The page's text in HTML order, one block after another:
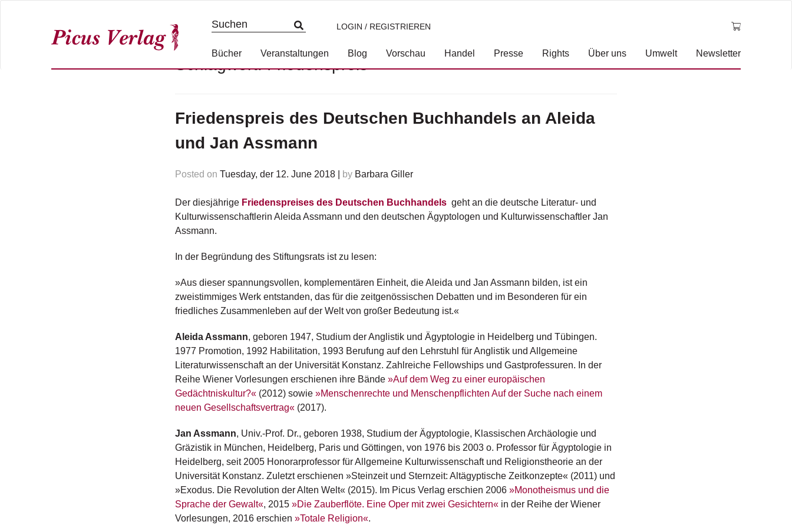
LOGIN / REGISTRIEREN
Bücher Veranstaltungen Blog Vorschau Handel Presse Rights Über uns Umwelt Newsletter
Schlagwort:Friedenspreis
Friedenspreis des Deutschen Buchhandels an Aleida
und Jan Assmann
Posted on Tuesday, der 12. June 2018 by Barbara Giller
Der diesjährige Friedenspreises des Deutschen Buchhandels geht an die deutsche Literatur- und
Kulturwissenschaftlerin Aleida Assmann und den deutschen Ägyptologen und Kulturwissenschaftler Jan
Assmann.
In der Begründung des Stiftungsrats ist zu lesen:
»Aus dieser spannungsvollen, komplementären Einheit, die Aleida und Jan Assmann bilden, ist ein
zweistimmiges Werk entstanden, das für die zeitgenössischen Debatten und im Besonderen für ein
friedliches Zusammenleben auf der Welt von großer Bedeutung ist.«
Aleida Assmann, geboren 1947, Studium der Anglistik und Ägyptologie in Heidelberg und Tübingen.
1977 Promotion, 1992 Habilitation, 1993 Berufung auf den Lehrstuhl für Anglistik und Allgemeine
Literaturwissenschaft an der Universität Konstanz. Zahlreiche Fellowships und Gastprofessuren. In der
Reihe Wiener Vorlesungen erschienen ihre Bände »Auf dem Weg zu einer europäischen
Gedächtniskultur?« (2012) sowie »Menschenrechte und Menschenpflichten Auf der Suche nach einem
neuen Gesellschaftsvertrag« (2017).
Jan Assmann, Univ.-Prof. Dr., geboren 1938, Studium der Ägyptologie, Klassischen Archäologie und
Gräzistik in München, Heidelberg, Paris und Göttingen, von 1976 bis 2003 o. Professor für Ägyptologie in
Heidelberg, seit 2005 Honorarprofessor für Allgemeine Kulturwissenschaft und Religionstheorie an der
Universität Konstanz. Zuletzt erschienen »Steinzeit und Sternzeit: Altägyptische Zeitkonzepte« (2011) und
»Exodus. Die Revolution der Alten Welt« (2015). Im Picus Verlag erschien 2006 »Monotheismus und die
Sprache der Gewalt«, 2015 »Die Zauberflöte. Eine Oper mit zwei Gesichtern« in der Reihe der Wiener
Vorlesungen, 2016 erschien »Totale Religion«.